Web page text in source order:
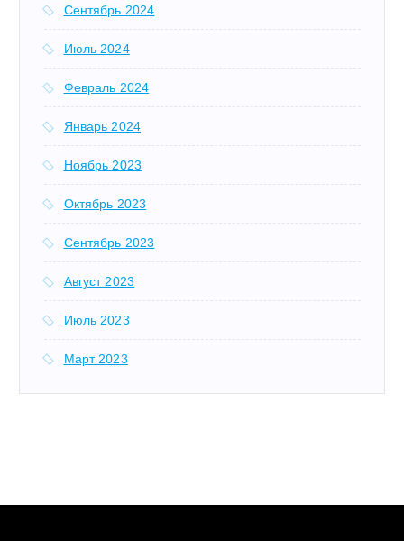
Сентябрь 2024
Июль 2024
Февраль 2024
Январь 2024
Ноябрь 2023
Октябрь 2023
Сентябрь 2023
Август 2023
Июль 2023
Март 2023